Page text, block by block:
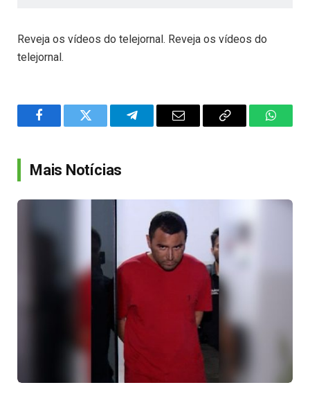
Reveja os vídeos do telejornal. Reveja os vídeos do
telejornal.
FacebookTwitter TelegramEmail
Copy
Mais Notícias